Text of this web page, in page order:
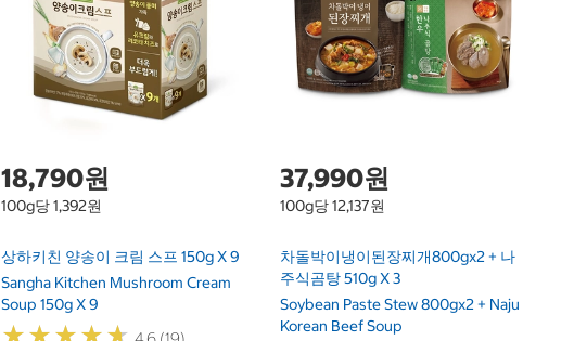
18,790원
100g당 1,392원
상하키친 양송이 크림 스프 150g X 9
Sangha Kitchen Mushroom Cream
Soup 150g X 9
37,990원
100g당 12,137원
차돌박이냉이된장찌개800gx2 + 나
주식곰탕 510g X 3
Soybean Paste Stew 800gx2 + Naju
Korean Beef Soup